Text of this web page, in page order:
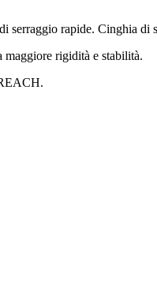
serraggio rapide. Cinghia di
maggiore rigidità e stabilità.